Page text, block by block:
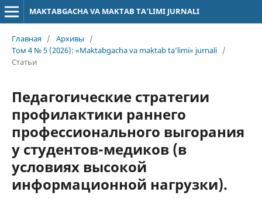
MAKTABGACHA VA MAKTAB TA’LIMI JURNALI
Главная / Архивы
/
Том 4 № 5 (2026): «Maktabgacha va maktab ta’limi» jurnali /
Статьи
Педагогические стратегии
профилактики раннего
профессионального выгорания
у студентов-медиков (в
условиях высокой
информационной нагрузки).